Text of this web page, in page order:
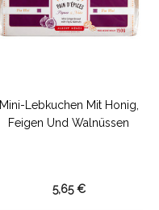
Mini-Lebkuchen Mit Honig,
Feigen Und Walnüssen
5,65 €